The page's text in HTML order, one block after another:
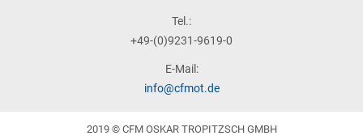
Tel.:
+49-(0)9231-9619-0
E-Mail:
info@cfmot.de
2019 © CFM OSKAR TROPITZSCH GMBH